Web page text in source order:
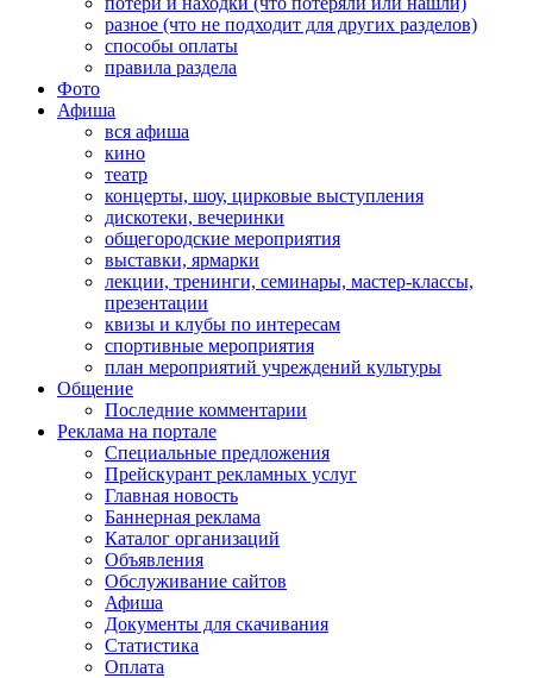
разное (что не подходит для других разделов)
способы оплаты
правила раздела
Фото
Афиша
вся афиша
кино
театр
концерты, шоу, цирковые выступления
дискотеки, вечеринки
общегородские мероприятия
выставки, ярмарки
лекции, тренинги, семинары, мастер-классы,
презентации
квизы и клубы по интересам
спортивные мероприятия
план мероприятий учреждений культуры
Общение
Последние комментарии
Реклама на портале
Специальные предложения
Прейскурант рекламных услуг
Главная новость
Баннерная реклама
Каталог организаций
Объявления
Обслуживание сайтов
Афиша
Документы для скачивания
Статистика
Оплата